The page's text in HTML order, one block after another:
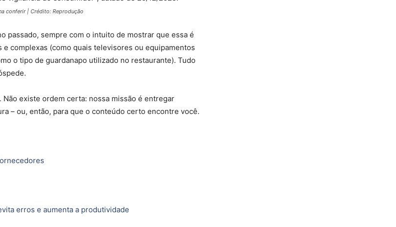
conferir | Crédito: Reprodução
passado, sempre com o intuito de mostrar que essa é
complexas (como quais televisores ou equipamentos
o tipo de guardanapo utilizado no restaurante). Tudo
existe ordem certa: nossa missão é entregar
– ou, então, para que o conteúdo certo encontre você.
erros e aumenta a produtividade